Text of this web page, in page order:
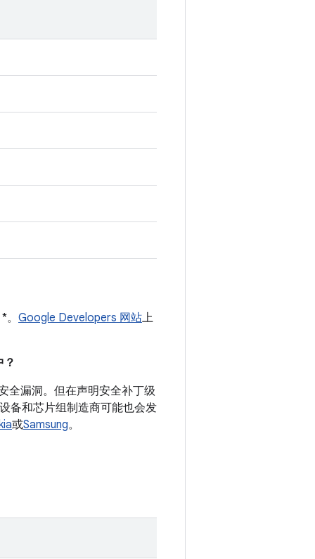
Google Developers 网站上
全漏洞。但在声明安全补丁级
备和芯片组制造商可能也会发
或Samsung。